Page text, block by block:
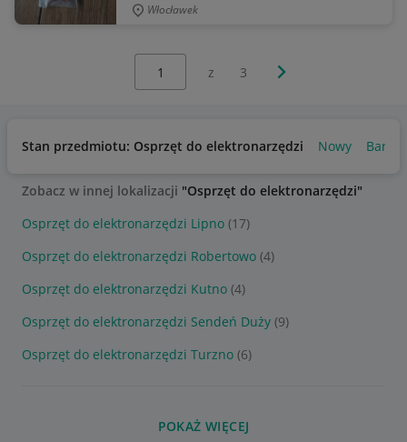
Włocławek
z 3 Następna strona
Stan przedmiotu: Osprzęt do elektronarzędzi Nowy
Zobacz w innej lokalizacji "Osprzęt do elektronarzędzi"
Osprzęt do elektronarzędzi Lipno (17)
Osprzęt do elektronarzędzi Robertowo (4)
Osprzęt do elektronarzędzi Kutno (4)
Osprzęt do elektronarzędzi Sendeń Duży (9)
Osprzęt do elektronarzędzi Turzno (6)
POKAŻ WIĘCEJ